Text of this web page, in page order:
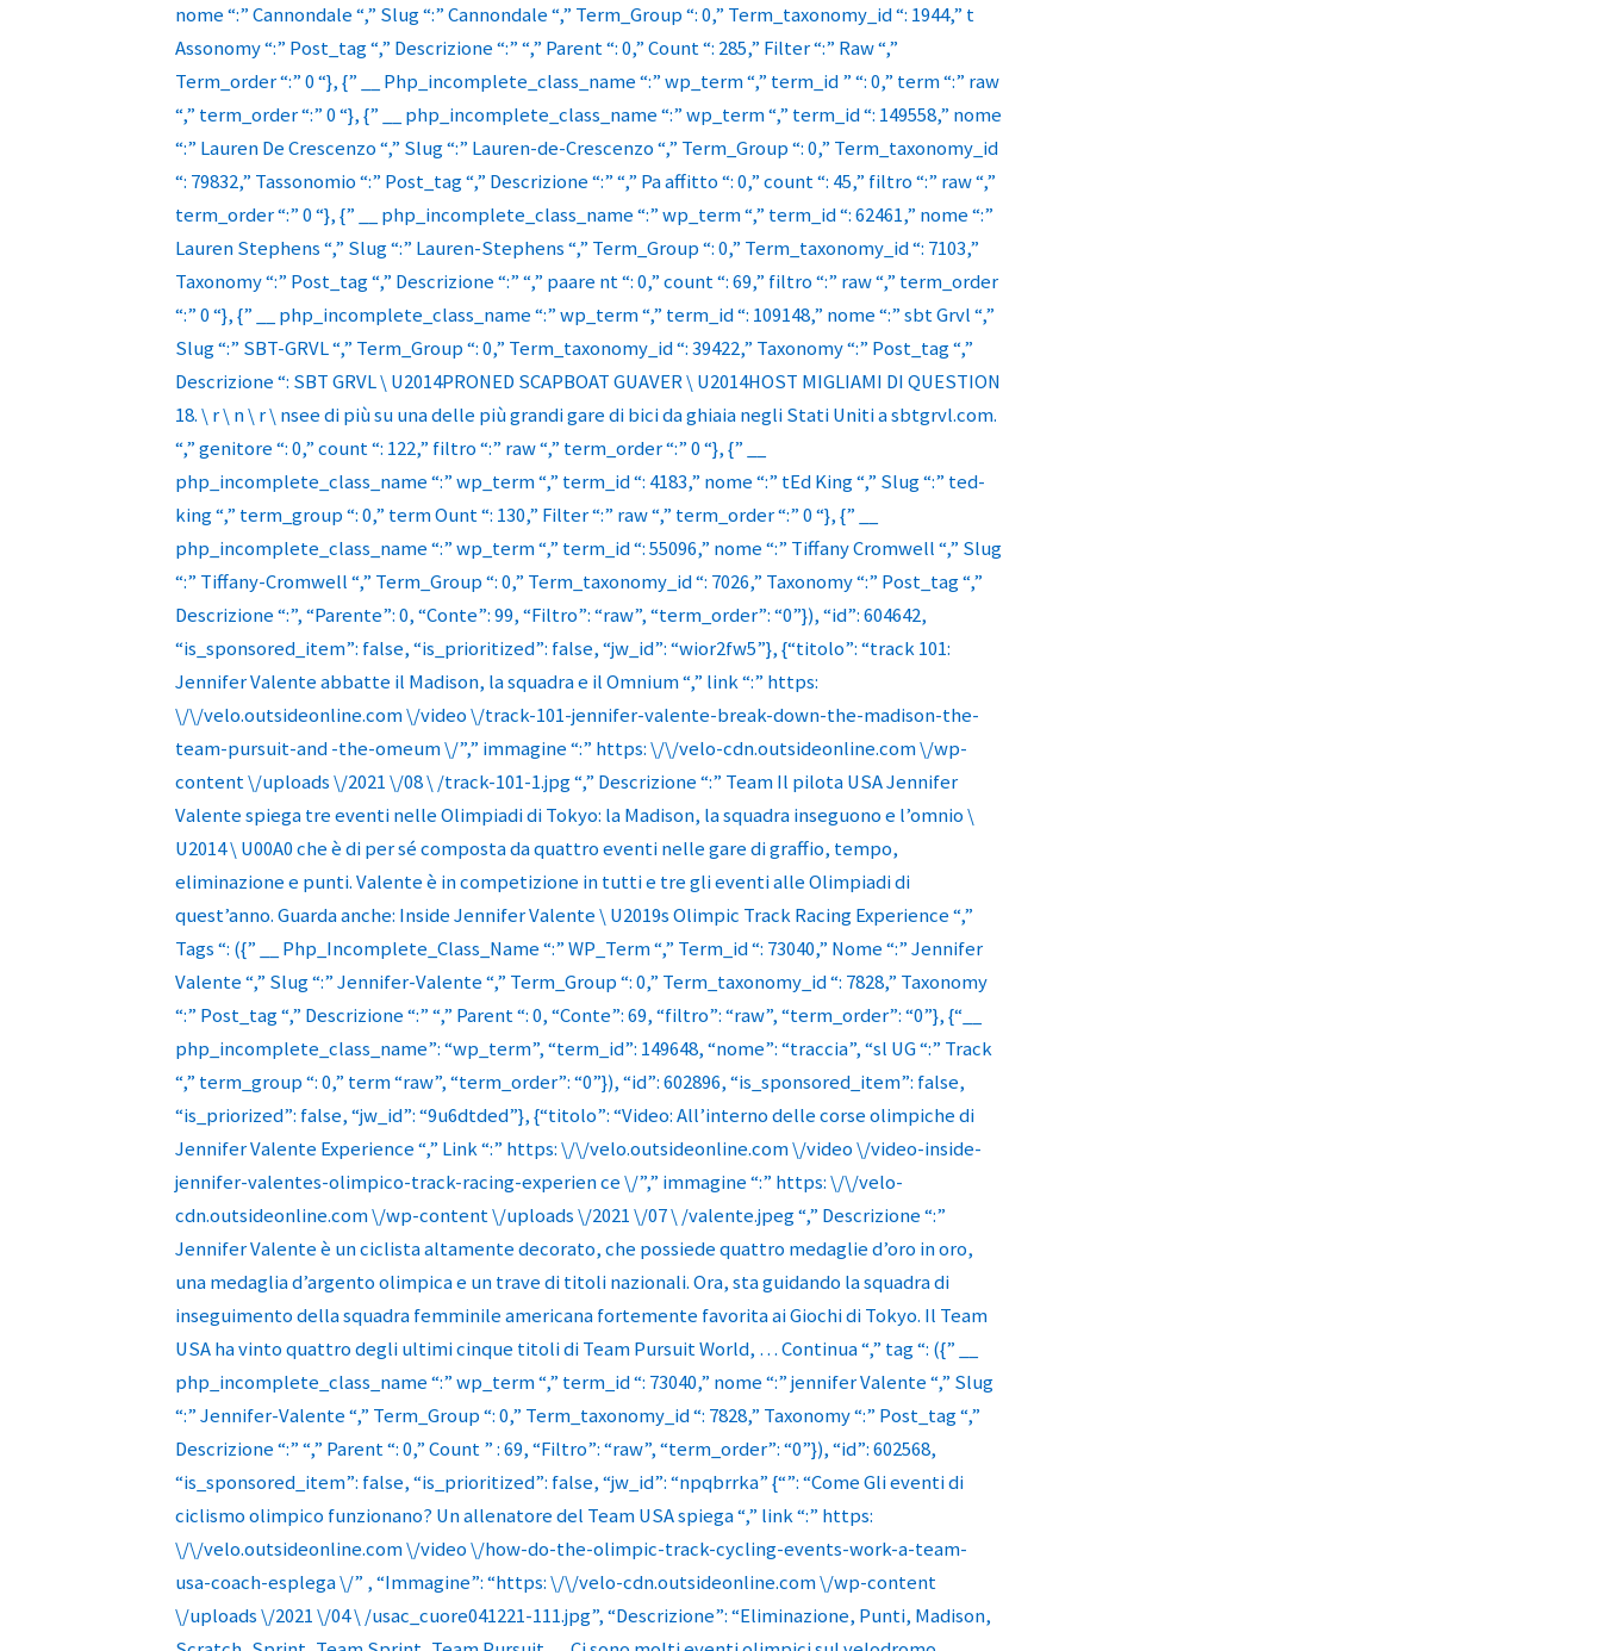
nome “:” Cannondale “,” Slug “:” Cannondale “,” Term_Group “: 0,” Term_taxonomy_id “: 1944,” t
Assonomy “:” Post_tag “,” Descrizione “:” “,” Parent “: 0,” Count “: 285,” Filter “:” Raw “,”
Term_order “:” 0 “}, {” __ Php_incomplete_class_name “:” wp_term “,” term_id ” “: 0,” term “:” raw
“,” term_order “:” 0 “}, {” __ php_incomplete_class_name “:” wp_term “,” term_id “: 149558,” nome
“:” Lauren De Crescenzo “,” Slug “:” Lauren-de-Crescenzo “,” Term_Group “: 0,” Term_taxonomy_id
“: 79832,” Tassonomio “:” Post_tag “,” Descrizione “:” “,” Pa affitto “: 0,” count “: 45,” filtro “:” raw “,”
term_order “:” 0 “}, {” __ php_incomplete_class_name “:” wp_term “,” term_id “: 62461,” nome “:”
Lauren Stephens “,” Slug “:” Lauren-Stephens “,” Term_Group “: 0,” Term_taxonomy_id “: 7103,”
Taxonomy “:” Post_tag “,” Descrizione “:” “,” paare nt “: 0,” count “: 69,” filtro “:” raw “,” term_order
“:” 0 “}, {” __ php_incomplete_class_name “:” wp_term “,” term_id “: 109148,” nome “:” sbt Grvl “,”
Slug “:” SBT-GRVL “,” Term_Group “: 0,” Term_taxonomy_id “: 39422,” Taxonomy “:” Post_tag “,”
Descrizione “: SBT GRVL \ U2014PRONED SCAPBOAT GUAVER \ U2014HOST MIGLIAMI DI QUESTION
18. \ r \ n \ r \ nsee di più su una delle più grandi gare di bici da ghiaia negli Stati Uniti asbtgrvl.com.
“,” genitore “: 0,” count “: 122,” filtro “:” raw “,” term_order “:” 0 “}, {” __
php_incomplete_class_name “:” wp_term “,” term_id “: 4183,” nome “:” tEd King “,” Slug “:” ted-
king “,” term_group “: 0,” term Ount “: 130,” Filter “:” raw “,” term_order “:” 0 “}, {” __
php_incomplete_class_name “:” wp_term “,” term_id “: 55096,” nome “:” Tiffany Cromwell “,” Slug
“:” Tiffany-Cromwell “,” Term_Group “: 0,” Term_taxonomy_id “: 7026,” Taxonomy “:” Post_tag “,”
Descrizione “:”, “Parente”: 0, “Conte”: 99, “Filtro”: “raw”, “term_order”: “0”}), “id”: 604642,
“is_sponsored_item”: false, “is_prioritized”: false, “jw_id”: “wior2fw5”}, {“titolo”: “track 101:
Jennifer Valente abbatte il Madison, la squadra e il Omnium “,” link “:” https:
\/\/velo.outsideonline.com \/video \/track-101-jennifer-valente-break-down-the-madison-the-
team-pursuit-and -the-omeum \/”,” immagine “:” https: \/\/velo-cdn.outsideonline.com \/wp-
content \/uploads \/2021 \/08 \ /track-101-1.jpg “,” Descrizione “:” Team Il pilota USA Jennifer
Valente spiega tre eventi nelle Olimpiadi di Tokyo: la Madison, la squadra inseguono e l’omnio \
U2014 \ U00A0 che è di per sé composta da quattro eventi nelle gare di graffio, tempo,
eliminazione e punti. Valente è in competizione in tutti e tre gli eventi alle Olimpiadi di
quest’anno. Guarda anche: Inside Jennifer Valente \ U2019s Olimpic Track Racing Experience “,”
Tags “: ({” __ Php_Incomplete_Class_Name “:” WP_Term “,” Term_id “: 73040,” Nome “:” Jennifer
Valente “,” Slug “:” Jennifer-Valente “,” Term_Group “: 0,” Term_taxonomy_id “: 7828,” Taxonomy
“:” Post_tag “,” Descrizione “:” “,” Parent “: 0, “Conte”: 69, “filtro”: “raw”, “term_order”: “0”}, {“__
php_incomplete_class_name”: “wp_term”, “term_id”: 149648, “nome”: “traccia”, “sl UG “:” Track
“,” term_group “: 0,” term “raw”, “term_order”: “0”}), “id”: 602896, “is_sponsored_item”: false,
“is_priorized”: false, “jw_id”: “9u6dtded”}, {“titolo”: “Video: All’interno delle corse olimpiche di
Jennifer Valente Experience “,” Link “:” https: \/\/velo.outsideonline.com \/video \/video-inside-
jennifer-valentes-olimpico-track-racing-experien ce \/”,” immagine “:” https: \/\/velo-
cdn.outsideonline.com \/wp-content \/uploads \/2021 \/07 \ /valente.jpeg “,” Descrizione “:”
Jennifer Valente è un ciclista altamente decorato, che possiede quattro medaglie d’oro in oro,
una medaglia d’argento olimpica e un trave di titoli nazionali. Ora, sta guidando la squadra di
inseguimento della squadra femminile americana fortemente favorita ai Giochi di Tokyo. Il Team
USA ha vinto quattro degli ultimi cinque titoli di Team Pursuit World, …Continua “,” tag “: ({” __
php_incomplete_class_name “:” wp_term “,” term_id “: 73040,” nome “:” jennifer Valente “,” Slug
“:” Jennifer-Valente “,” Term_Group “: 0,” Term_taxonomy_id “: 7828,” Taxonomy “:” Post_tag “,”
Descrizione “:” “,” Parent “: 0,” Count ” : 69, “Filtro”: “raw”, “term_order”: “0”}), “id”: 602568,
“is_sponsored_item”: false, “is_prioritized”: false, “jw_id”: “npqbrrka” {“”: “Come Gli eventi di
ciclismo olimpico funzionano? Un allenatore del Team USA spiega “,” link “:” https:
\/\/velo.outsideonline.com \/video \/how-do-the-olimpic-track-cycling-events-work-a-team-
usa-coach-esplega \/” , “Immagine”: “https: \/\/velo-cdn.outsideonline.com \/wp-content
\/uploads \/2021 \/04 \ /usac_cuore041221-111.jpg”, “Descrizione”: “Eliminazione, Punti, Madison,